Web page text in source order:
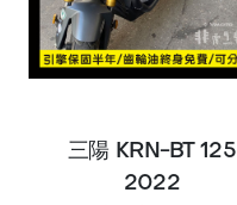
三陽 KRN-BT 125
2022